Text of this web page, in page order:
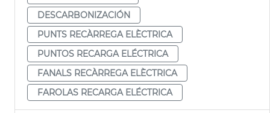
DESCARBONIZACIÓN
PUNTS RECÀRREGA ELÈCTRICA
PUNTOS RECARGA ELÉCTRICA
FANALS RECÀRREGA ELÈCTRICA
FAROLAS RECARGA ELÉCTRICA